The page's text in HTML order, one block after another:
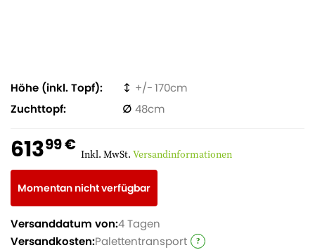
Höhe (inkl. Topf)
170
Zuchttopf
48
61399 € Inkl. MwSt. Versandinformationen
Momentan nicht verfügbar
Versanddatum von:4 Tagen
Versandkosten:Palettentransport